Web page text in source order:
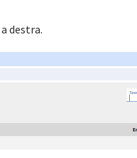
destra.